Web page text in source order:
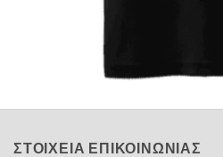
12,00€
ΣΤΟΙΧΕΙΑ ΕΠΙΚΟΙΝΩΝΙΑΣ